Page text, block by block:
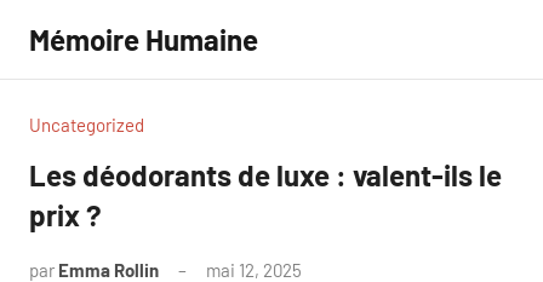
contenu
Mémoire Humaine
Uncategorized
Les déodorants de luxe : valent-ils le
prix ?
par Emma Rollin mai 12, 2025